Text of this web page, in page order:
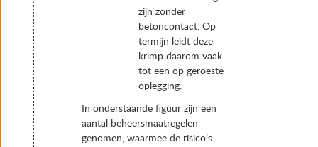
zijn zonder
betoncontact. Op
termijn leidt deze
krimp daarom vaak
tot een op geroeste
oplegging.
In onderstaande figuur zijn een
aantal beheersmaatregelen
genomen, waarmee de risico’s